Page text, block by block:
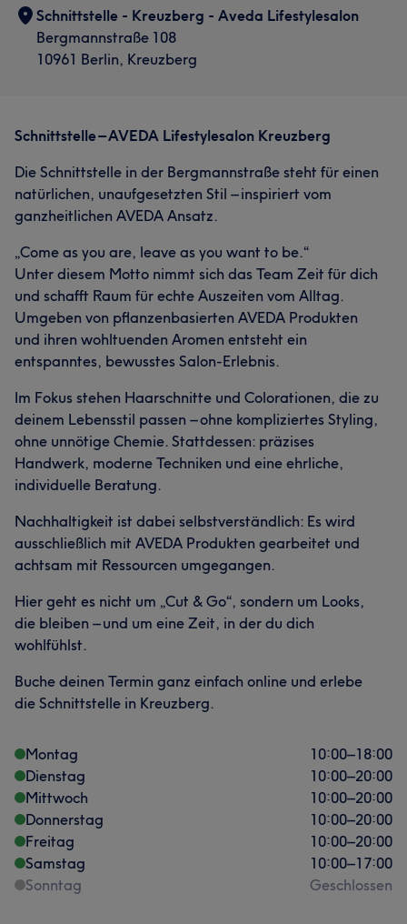
Professionell 5
Services
Was unsere Kunden über Heiko sagen
Kompetent 66 Professionell 53 Erfahren 48
Außergewöhnlich 29
Schnittstelle - Kreuzberg - Aveda Lifestylesalon
Bergmannstraße 108
10961 Berlin, Kreuzberg
Schnittstelle – AVEDA Lifestylesalon Kreuzberg
Die Schnittstelle in der Bergmannstraße steht für einen
natürlichen, unaufgesetzten Stil – inspiriert vom
ganzheitlichen AVEDA Ansatz.
„Come as you are, leave as you want to be.“
Unter diesem Motto nimmt sich das Team Zeit für dich
und schafft Raum für echte Auszeiten vom Alltag.
Umgeben von pflanzenbasierten AVEDA Produkten
und ihren wohltuenden Aromen entsteht ein
entspanntes, bewusstes Salon-Erlebnis.
Im Fokus stehen Haarschnitte und Colorationen, die zu
deinem Lebensstil passen – ohne kompliziertes Styling,
ohne unnötige Chemie. Stattdessen: präzises
Handwerk, moderne Techniken und eine ehrliche,
individuelle Beratung.
Nachhaltigkeit ist dabei selbstverständlich: Es wird
ausschließlich mit AVEDA Produkten gearbeitet und
achtsam mit Ressourcen umgegangen.
Hier geht es nicht um „Cut & Go“, sondern um Looks,
die bleiben – und um eine Zeit, in der du dich
wohlfühlst.
Buche deinen Termin ganz einfach online und erlebe
die Schnittstelle in Kreuzberg.
Montag 10:00–18:00
Dienstag
10:00–20:00
Mittwoch
10:00–20:00
Donnerstag
10:00–20:00
Freitag
10:00–20:00
Samstag
10:00–17:00
Sonntag
Geschlossen